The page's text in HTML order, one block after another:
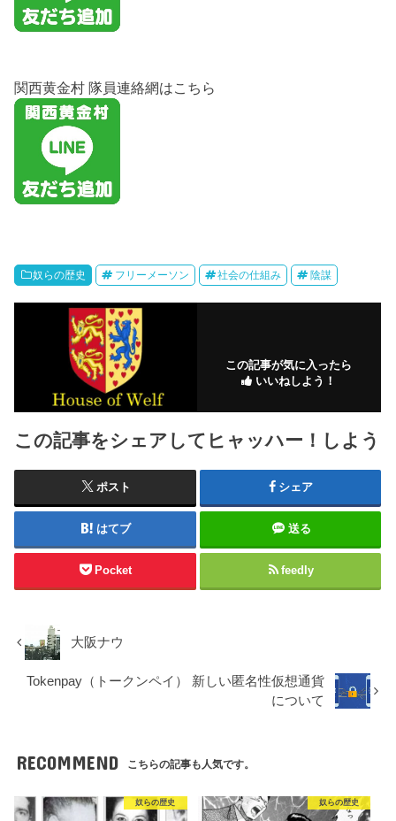
関西黄金村 隊員連絡網はこちら
奴らの歴史 フリーメーソン 社会の仕組み 陰謀
この記事が気に入ったら
いいねしよう！
この記事をシェアしてヒャッハー！しよう
ポスト シェア
はてブ 送る
Pocket feedly
大阪ナウ
Tokenpay（トークンペイ） 新しい匿名性仮想通貨
について
RECOMMEND こちらの記事も人気です。
奴らの歴史 奴らの歴史